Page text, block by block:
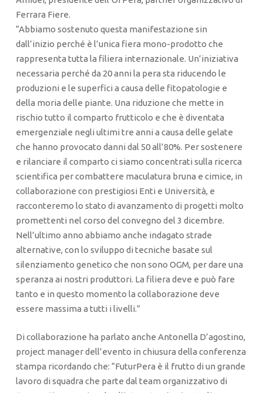
Ferrara Fiere.
“Abbiamo sostenuto questa manifestazione sin
dall’inizio perché è l’unica fiera mono-prodotto che
rappresenta tutta la filiera internazionale. Un’iniziativa
necessaria perché da 20 anni la pera sta riducendo le
produzioni e le superfici a causa delle fitopatologie e
della moria delle piante. Una riduzione che mette in
rischio tutto il comparto frutticolo e che è diventata
emergenziale negli ultimi tre anni a causa delle gelate
che hanno provocato danni dal 50 all’80%. Per sostenere
e rilanciare il comparto ci siamo concentrati sulla ricerca
scientifica per combattere maculatura bruna e cimice, in
collaborazione con prestigiosi Enti e Università, e
racconteremo lo stato di avanzamento di progetti molto
promettenti nel corso del convegno del 3 dicembre.
Nell’ultimo anno abbiamo anche indagato strade
alternative, con lo sviluppo di tecniche basate sul
silenziamento genetico che non sono OGM, per dare una
speranza ai nostri produttori. La filiera deve e può fare
tanto e in questo momento la collaborazione deve
essere massima a tutti i livelli.”
Di collaborazione ha parlato anche Antonella D’agostino,
project manager dell’evento in chiusura della conferenza
stampa ricordando che: “FuturPera è il frutto di un grande
lavoro di squadra che parte dal team organizzativo di